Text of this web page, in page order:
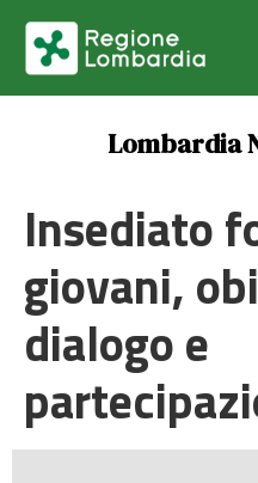
Lombardia
Insediato
giovani,
dialogo e